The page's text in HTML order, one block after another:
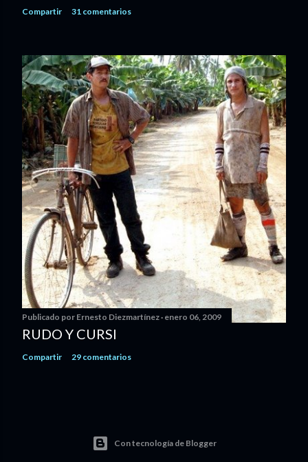
Compartir 31 comentarios
Publicado por Ernesto Diezmartínez enero 06, 2009
RUDO Y CURSI
Compartir 29 comentarios
Con tecnología de Blogger